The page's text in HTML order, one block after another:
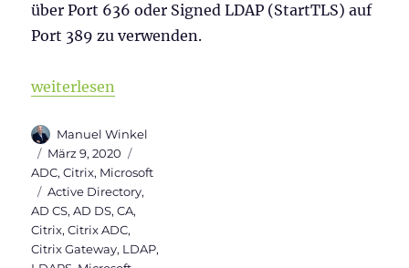
über Port 636 oder Signed LDAP (StartTLS) auf
Port 389 zu verwenden.
„ADV190023 – LDAPS aktivieren in Windows DC
weiterlesen
Autor
Manuel Winkel
Veröffentlicht
am
März 9, 2020
ADC,Citrix, Microsoft
Schlagwörter
Active Directory,
AD CS,AD DS,CA,
Citrix,Citrix ADC,
Citrix Gateway, LDAP,